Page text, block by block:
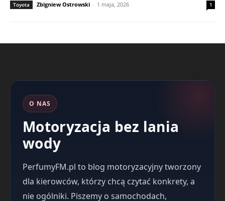
Toyota Zbigniew Ostrowski - 1 maja, 2026 1
O NAS
Motoryzacja bez lania
wody
PerfumyFM.pl to blog motoryzacyjny tworzony
dla kierowców, którzy chcą czytać konkrety, a
nie ogólniki. Piszemy o samochodach,